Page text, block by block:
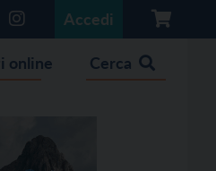
Accedi
online Cerca